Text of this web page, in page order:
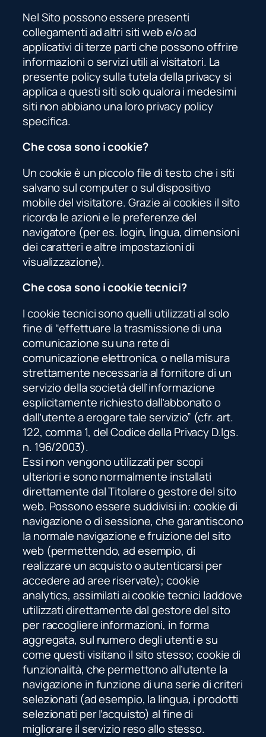
Nel Sito possono essere presenti
collegamenti ad altri siti web e/o ad
applicativi di terze parti che possono offrire
informazioni o servizi utili ai visitatori. La
presente policy sulla tutela della privacy si
applica a questi siti solo qualora i medesimi
siti non abbiano una loro privacy policy
specifica.
Che cosa sono i cookie?
Un cookie è un piccolo file di testo che i siti
salvano sul computer o sul dispositivo
mobile del visitatore. Grazie ai cookies il sito
ricorda le azioni e le preferenze del
navigatore (per es. login, lingua, dimensioni
dei caratteri e altre impostazioni di
visualizzazione).
Che cosa sono i cookie tecnici?
I cookie tecnici sono quelli utilizzati al solo
fine di “effettuare la trasmissione di una
comunicazione su una rete di
comunicazione elettronica, o nella misura
strettamente necessaria al fornitore di un
servizio della società dell’informazione
esplicitamente richiesto dall’abbonato o
dall’utente a erogare tale servizio” (cfr. art.
122, comma 1, del Codice della Privacy D.lgs.
n. 196/2003).
Essi non vengono utilizzati per scopi
ulteriori e sono normalmente installati
direttamente dal Titolare o gestore del sito
web. Possono essere suddivisi in: cookie di
navigazione o di sessione, che garantiscono
la normale navigazione e fruizione del sito
web (permettendo, ad esempio, di
realizzare un acquisto o autenticarsi per
accedere ad aree riservate); cookie
analytics, assimilati ai cookie tecnici laddove
utilizzati direttamente dal gestore del sito
per raccogliere informazioni, in forma
aggregata, sul numero degli utenti e su
come questi visitano il sito stesso; cookie di
funzionalità, che permettono all’utente la
navigazione in funzione di una serie di criteri
selezionati (ad esempio, la lingua, i prodotti
selezionati per l’acquisto) al fine di
migliorare il servizio reso allo stesso.